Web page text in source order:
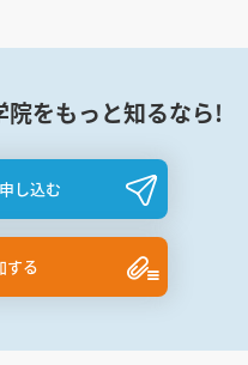
をもっと知るなら!
し込む
する